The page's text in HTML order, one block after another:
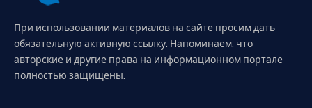
При использовании материалов на сайте просим дать
обязательную активную ссылку. Напоминаем, что
авторские и другие права на информационном портале
полностью защищены.